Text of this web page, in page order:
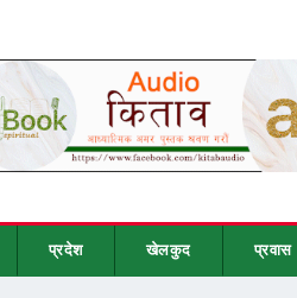
प्रदेश खेलकुद प्रवास